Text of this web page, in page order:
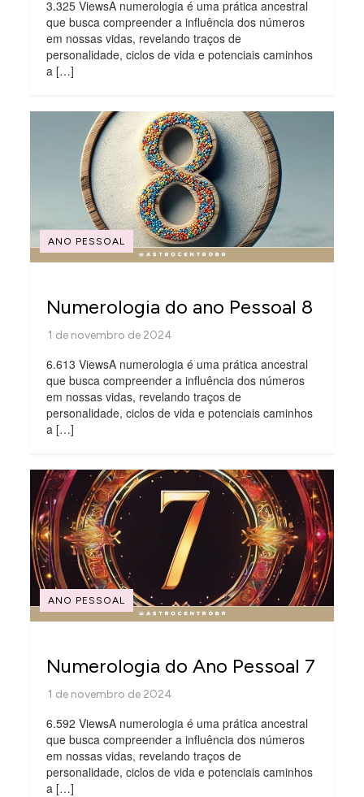
3.325 ViewsA numerologia é uma prática ancestral
que busca compreender a influência dos números
em nossas vidas, revelando traços de
personalidade, ciclos de vida e potenciais caminhos
a […]
ANO PESSOAL
Numerologia do ano Pessoal 8
6.613 ViewsA numerologia é uma prática ancestral
que busca compreender a influência dos números
em nossas vidas, revelando traços de
personalidade, ciclos de vida e potenciais caminhos
a […]
ANO PESSOAL
Numerologia do Ano Pessoal 7
6.592 ViewsA numerologia é uma prática ancestral
que busca compreender a influência dos números
em nossas vidas, revelando traços de
personalidade, ciclos de vida e potenciais caminhos
a […]